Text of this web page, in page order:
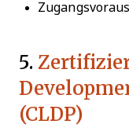
5.
(CLDP)